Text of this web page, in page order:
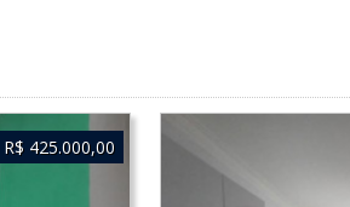
R$ 425.000,00